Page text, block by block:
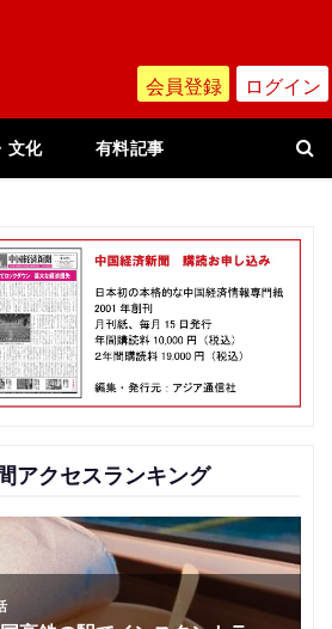
会員登録 ログイン
文化 有料記事
アクセスランキング